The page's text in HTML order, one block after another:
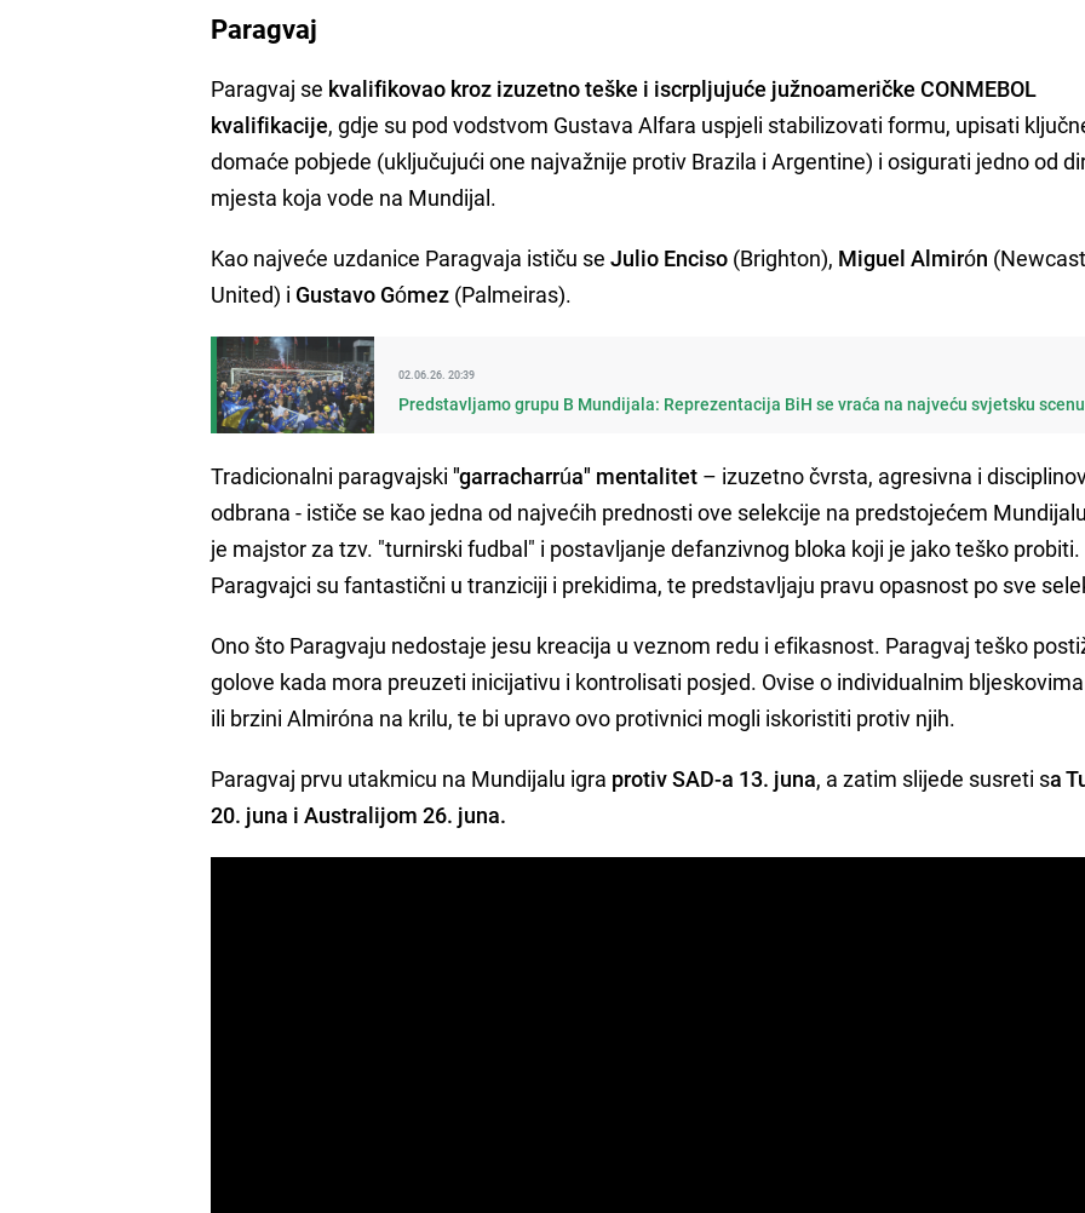
Paragvaj
Paragvaj se kvalifikovao kroz izuzetno teške i iscrpljujuće južnoameričke CONMEBOL
kvalifikacije, gdje su pod vodstvom Gustava Alfara uspjeli stabilizovati formu, upisati
domaće pobjede (uključujući one najvažnije protiv Brazila i Argentine) i osigurati jedno od
mjesta koja vode na Mundijal.
Kao najveće uzdanice Paragvaja ističu seJulio Enciso (Brighton), Miguel Almirón
United) i Gustavo Gómez (Palmeiras).
02.06.26. 20:39
Predstavljamo grupu B Mundijala: Reprezentacija BiH se vraća na najveću svjetsku scenu
Tradicionalni paragvajski"garracharrúa" mentalitet – izuzetno čvrsta, agresivna i
odbrana - ističe se kao jedna od najvećih prednosti ove selekcije na predstojećem
je majstor za tzv. "turnirski fudbal" i postavljanje defanzivnog bloka koji je jako teško probiti.
Paragvajci su fantastični u tranziciji i prekidima, te predstavljaju pravu opasnost po sve
Ono što Paragvaju nedostaje jesu kreacija u veznom redu i efikasnost. Paragvaj teško
golove kada mora preuzeti inicijativu i kontrolisati posjed. Ovise o individualnim
ili brzini Almiróna na krilu, te bi upravo ovo protivnici mogli iskoristiti protiv njih.
Paragvaj prvu utakmicu na Mundijalu igra protiv SAD-a 13. juna, a zatim slijede susreti sa
20. juna i Australijom 26. juna.